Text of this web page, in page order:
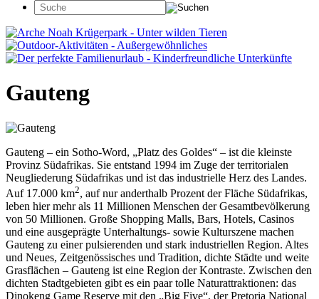
Gauteng
Gauteng – ein Sotho-Word, „Platz des Goldes“ – ist die kleinste
Provinz Südafrikas. Sie entstand 1994 im Zuge der territorialen
Neugliederung Südafrikas und ist das industrielle Herz des Landes.
Auf 17.000 km2, auf nur anderthalb Prozent der Fläche Südafrikas,
leben hier mehr als 11 Millionen Menschen der Gesamtbevölkerung
von 50 Millionen. Große Shopping Malls, Bars, Hotels, Casinos
und eine ausgeprägte Unterhaltungs- sowie Kulturszene machen
Gauteng zu einer pulsierenden und stark industriellen Region. Altes
und Neues, Zeitgenössisches und Tradition, dichte Städte und weite
Grasflächen – Gauteng ist eine Region der Kontraste. Zwischen den
dichten Stadtgebieten gibt es ein paar tolle Naturattraktionen: das
Dinokeng Game Reserve mit den „Big Five“, der Pretoria National